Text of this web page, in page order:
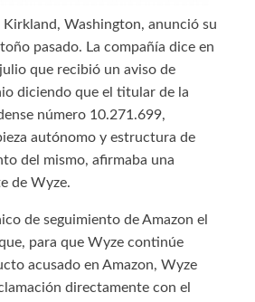
Kirkland, Washington, anunció su
pasado. La compañía dice en
que recibió un aviso de
diciendo que el titular de la
número 10.271.699,
autónomo y estructura de
del mismo, afirmaba una
de Wyze.
de seguimiento de Amazon el
para que Wyze continúe
acusado en Amazon, Wyze
directamente con el